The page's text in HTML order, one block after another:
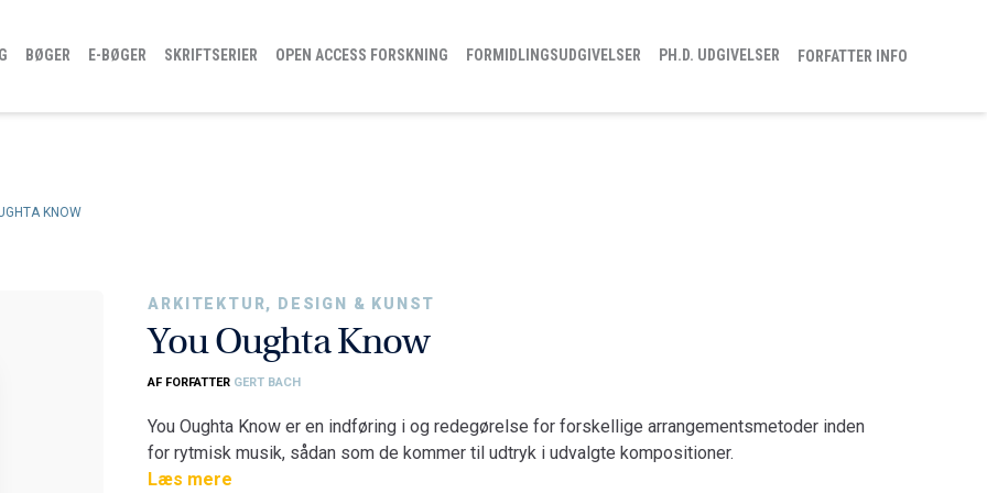
BØGER E-BØGER SKRIFTSERIER OPEN ACCESS FORSKNING FORMIDLINGSUDGIVELSER PH.D. UDGIVELSER FORFATTER INFO
KNOW
ARKITEKTUR, DESIGN & KUNST
You Oughta Know
AF FORFATTER GERT BACH
You Oughta Know er en indføring i og redegørelse for forskellige arrangementsmetoder inden
for rytmisk musik, sådan som de kommer til udtryk i udvalgte kompositioner.
I bogen forsøger forfatteren at bevidstgøre forskellige metoder til det at arrangere rytmisk
Læs mere